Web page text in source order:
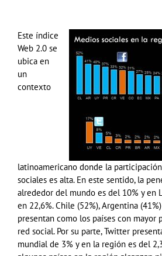
Este índice
Web 2.0 se
ubica en
un
contexto
latinoamericano donde la
sociales es alta. En este sentido, la
alrededor del mundo es del 10% y en
en 22,6%. Chile (52%), Argentina
presentan como los países con mayor
red social. Por su parte, Twitter
mundial de 3% y en la región es del